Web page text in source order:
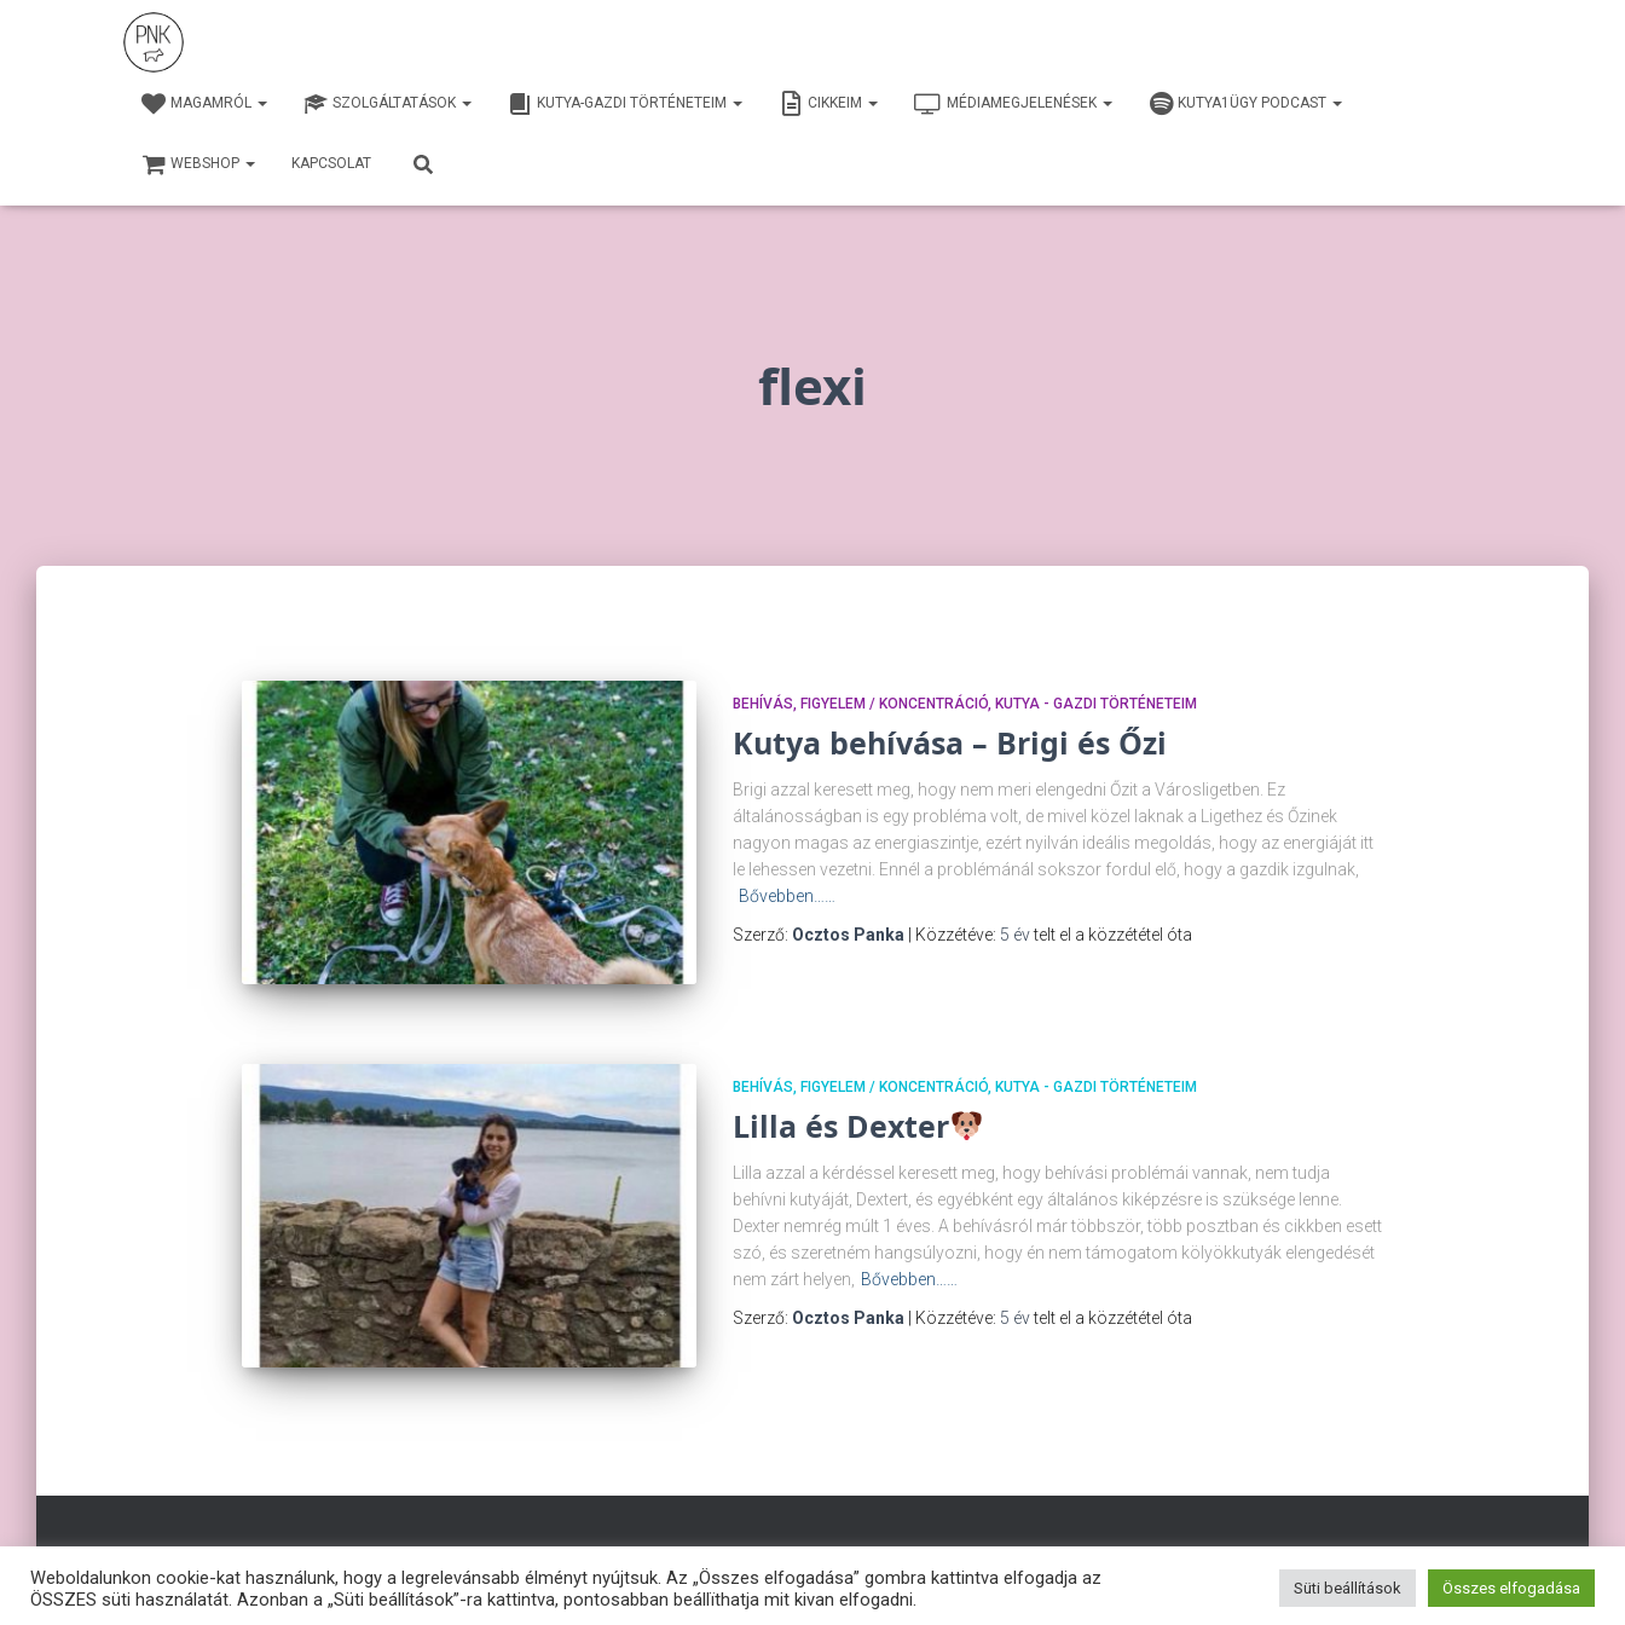
MAGAMRÓL SZOLGÁLTATÁSOK KUTYA-GAZDI TÖRTÉNETEIM CIKKEIM MÉDIAMEGJELENÉSEK KUTYA1ÜGY PODCAST
WEBSHOP KAPCSOLAT
flexi
BEHÍVÁS FIGYELEM / KONCENTRÁCIÓ KUTYA - GAZDI TÖRTÉNETEIM
Kutya behívása – Brigi és Őzi
Brigi azzal keresett meg, hogy nem meri elengedni Őzit a Városligetben. Ez
általánosságban is egy probléma volt, de mivel közel laknak a Ligethez és Őzinek
nagyon magas az energiaszintje, ezért nyilván ideális megoldás, hogy az energiáját itt
le lehessen vezetni. Ennél a problémánál sokszor fordul elő, hogy a gazdik izgulnak,
Bővebben……
Szerző: Ocztos Panka | Közzétéve: 5 évtelt el a közzététel óta
BEHÍVÁS FIGYELEM / KONCENTRÁCIÓ KUTYA - GAZDI TÖRTÉNETEIM
Lilla és Dexter
Lilla azzal a kérdéssel keresett meg, hogy behívási problémái vannak, nem tudja
behívni kutyáját, Dextert, és egyébként egy általános kiképzésre is szüksége lenne.
Dexter nemrég múlt 1 éves. A behívásról már többször, több posztban és cikkben esett
szó, és szeretném hangsúlyozni, hogy én nem támogatom kölyökkutyák elengedését
nem zárt helyen,
Bővebben……
Szerző: Ocztos Panka | Közzétéve: 5 évtelt el a közzététel óta
Weboldalunkon cookie-kat használunk, hogy a legrelevánsabb élményt nyújtsuk. Az „Összes elfogadása” gombra kattintva elfogadja az
ÖSSZES süti használatát. Azonban a „Süti beállítások”-ra kattintva, pontosabban beállïthatja mit kivan elfogadni.
Süti beállítások Összes elfogadása